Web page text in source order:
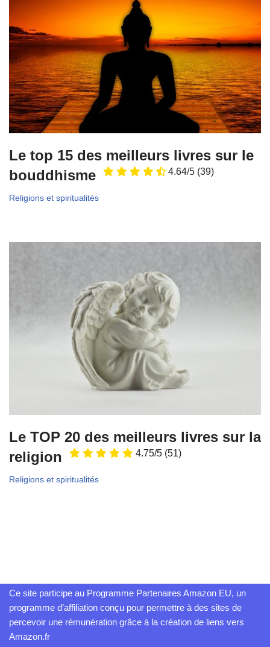
Le top 15 des meilleurs livres sur le
bouddhisme
4.64/5 (39)
Religions et spiritualités
Le TOP 20 des meilleurs livres sur la
religion
4.75/5 (51)
Religions et spiritualités
Ce site participe au Programme Partenaires Amazon EU, un
programme d’affiliation conçu pour permettre à des sites de
percevoir une rémunération grâce à la création de liens vers
Amazon.fr